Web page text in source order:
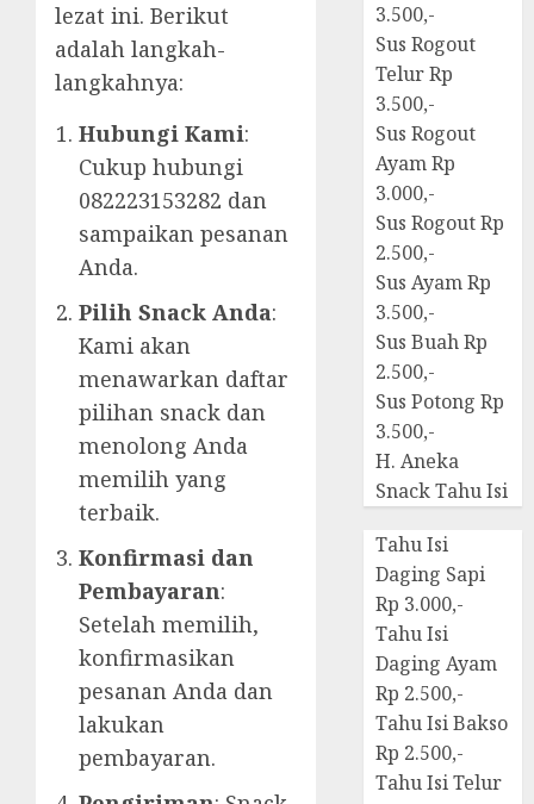
lezat ini. Berikut
adalah langkah-
langkahnya:
Hubungi Kami:
Cukup hubungi
082223153282 dan
sampaikan pesanan
Anda.
Pilih Snack Anda:
Kami akan
menawarkan daftar
pilihan snack dan
menolong Anda
memilih yang
terbaik.
Konfirmasi dan
Pembayaran:
Setelah memilih,
konfirmasikan
pesanan Anda dan
lakukan
pembayaran.
3.500,-
Sus Rogout
Telur Rp
3.500,-
Sus Rogout
Ayam Rp
3.000,-
Sus Rogout Rp
2.500,-
Sus Ayam Rp
3.500,-
Sus Buah Rp
2.500,-
Sus Potong Rp
3.500,-
H. Aneka
Snack Tahu Isi
Tahu Isi
Daging Sapi
Rp 3.000,-
Tahu Isi
Daging Ayam
Rp 2.500,-
Tahu Isi Bakso
Rp 2.500,-
Tahu Isi Telur